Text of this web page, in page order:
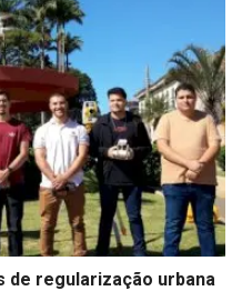
de regularização urbana